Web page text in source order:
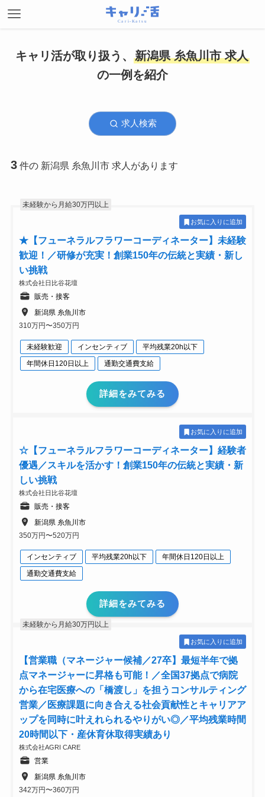
キャリ活が取り扱う、 新潟県 糸魚川市 求人
の一例を紹介
求人検索
3件の 新潟県 糸魚川市 求人があります
未経験から月給30万円以上
お気に入りに追加
★【フューネラルフラワーコーディネーター】未経験
歓迎！／研修が充実！創業150年の伝統と実績・新し
い挑戦
株式会社日比谷花壇
販売・接客
新潟県 糸魚川市
310万円〜350万円
未経験歓迎 インセンティブ
平均残業20h以下
年間休日120日以上
通勤交通費支給
詳細をみてみる
お気に入りに追加
☆【フューネラルフラワーコーディネーター】経験者
優遇／スキルを活かす！創業150年の伝統と実績・新
しい挑戦
株式会社日比谷花壇
販売・接客
新潟県 糸魚川市
350万円〜520万円
インセンティブ 平均残業20h以下
年間休日120日以上
通勤交通費支給
詳細をみてみる
未経験から月給30万円以上
お気に入りに追加
【営業職（マネージャー候補／27卒】最短半年で拠
点マネージャーに昇格も可能！／全国37拠点で病院
から在宅医療への「橋渡し」を担うコンサルティング
営業／医療課題に向き合える社会貢献性とキャリアア
ップを同時に叶えれられるやりがい◎／平均残業時間
20時間以下・産休育休取得実績あり
株式会社AGRI CARE
営業
新潟県 糸魚川市
342万円〜360万円